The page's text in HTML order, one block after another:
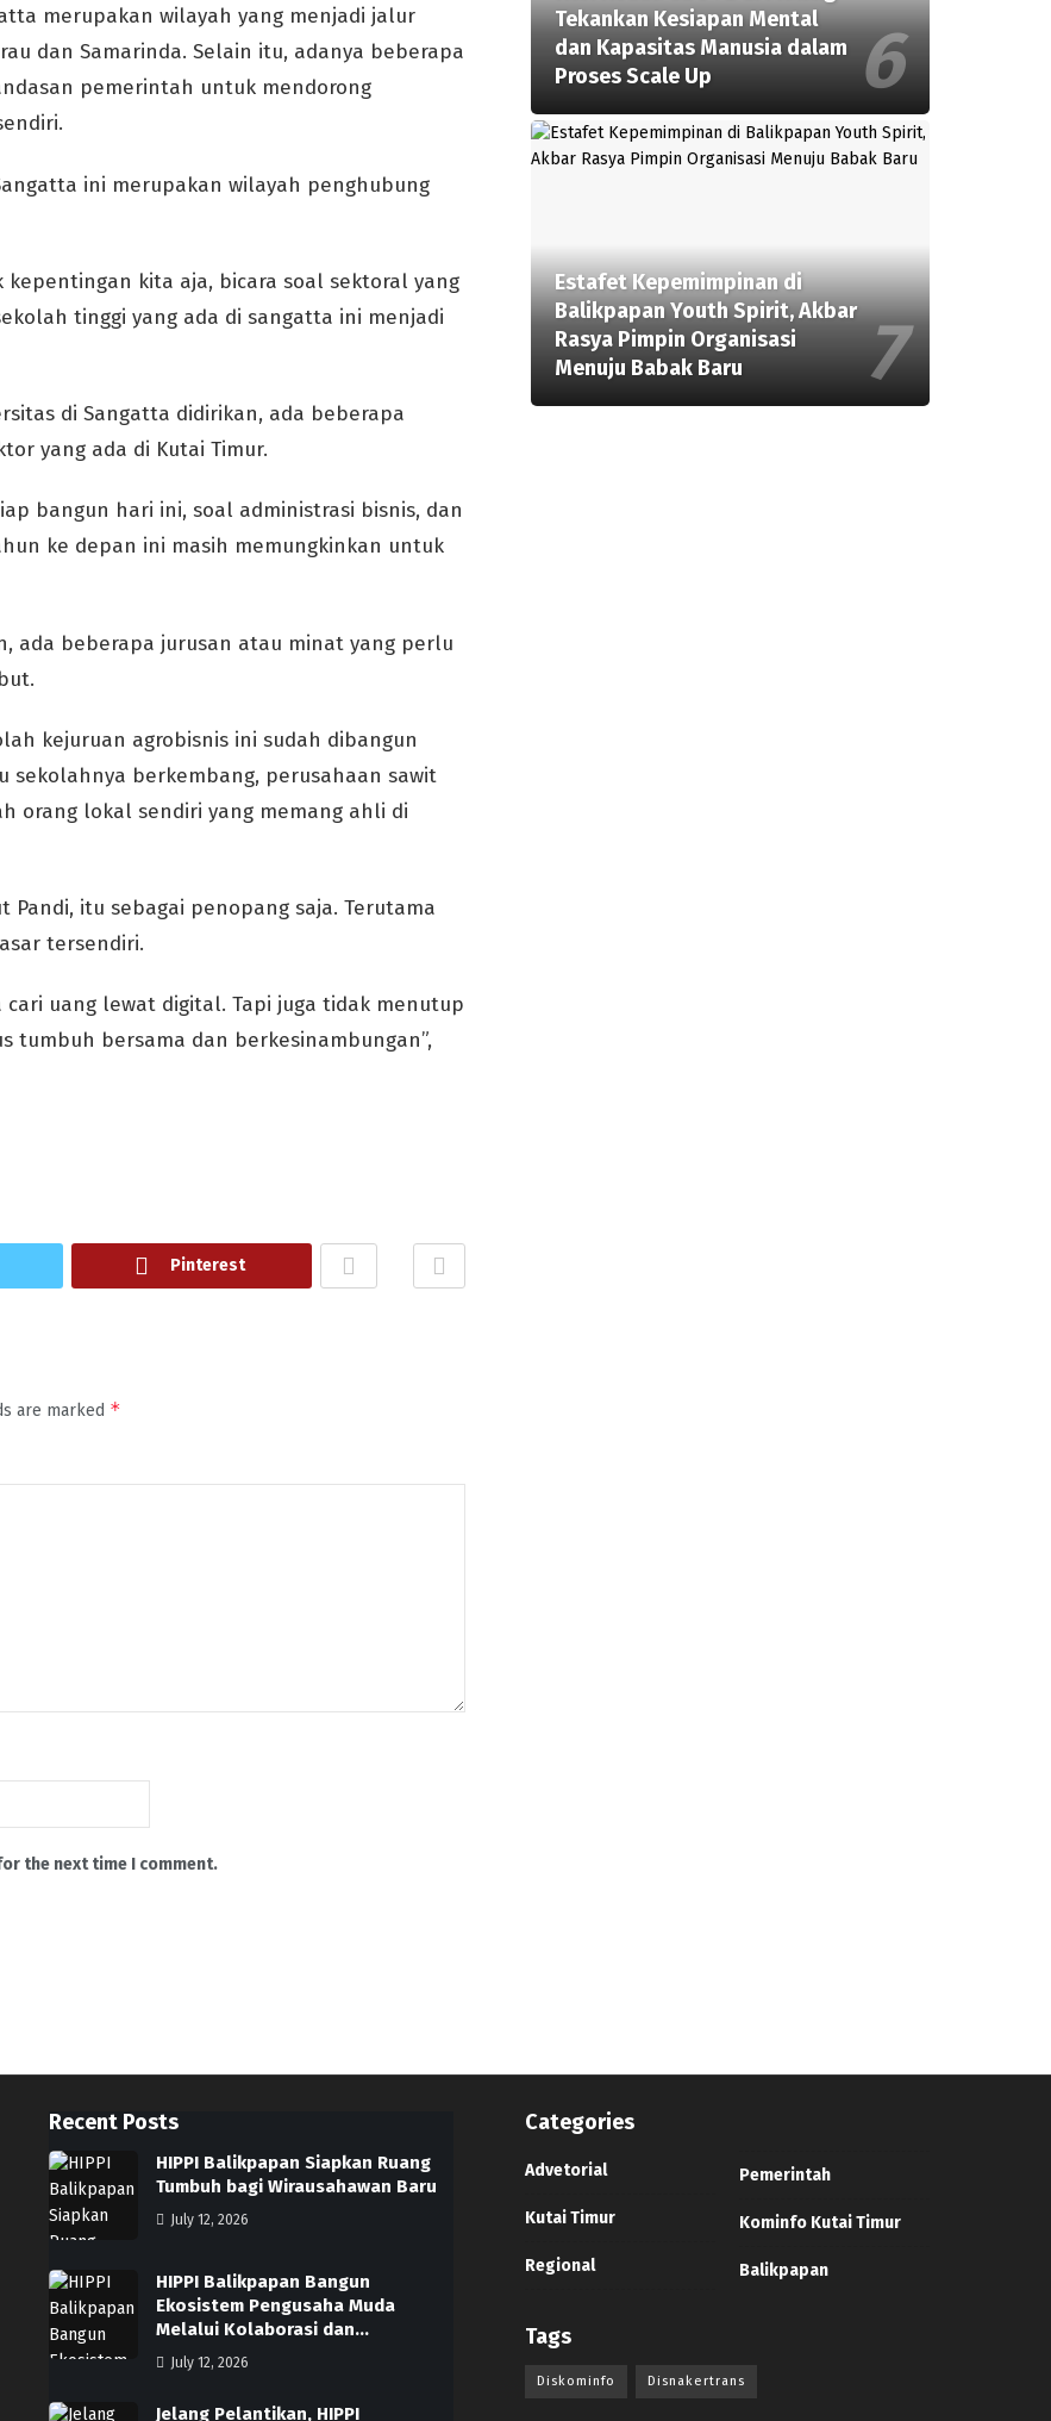
merupakan wilayah yang menjadi jalur
dan Samarinda. Selain itu, adanya beberapa
pemerintah untuk mendorong
ini merupakan wilayah penghubung
kita aja, bicara soal sektoral yang
tinggi yang ada di sangatta ini menjadi
di Sangatta didirikan, ada beberapa
yang ada di Kutai Timur.
bangun hari ini, soal administrasi bisnis, dan
ke depan ini masih memungkinkan untuk
ada beberapa jurusan atau minat yang perlu
kejuruan agrobisnis ini sudah dibangun
sekolahnya berkembang, perusahaan sawit
orang lokal sendiri yang memang ahli di
itu sebagai penopang saja. Terutama
tersendiri.
uang lewat digital. Tapi juga tidak menutup
tumbuh bersama dan berkesinambungan”,
Pinterest
are marked *
the next time I comment.
Tekankan Kesiapan Mental
dan Kapasitas Manusia dalam
Proses Scale Up
Estafet Kepemimpinan di
Balikpapan Youth Spirit, Akbar
Rasya Pimpin Organisasi
Menuju Babak Baru
Recent Posts
HIPPI Balikpapan Siapkan Ruang
Tumbuh bagi Wirausahawan Baru
July 12, 2026
HIPPI Balikpapan Bangun
Ekosistem Pengusaha Muda
Melalui Kolaborasi dan…
July 12, 2026
Jelang Pelantikan, HIPPI
Categories
Advetorial
Kutai Timur
Regional
Pemerintah
Kominfo Kutai Timur
Balikpapan
Tags
Diskominfo Disnakertrans